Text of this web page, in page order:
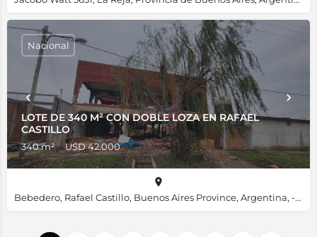
LOTE DE 340 M² CON DOBLE LOZA EN RAFAEL
CASTILLO
340 m² USD 42.000
Nacional
Bebedero, Rafael Castillo, Buenos Aires Province, Argentina, -34.70385, -58.63763